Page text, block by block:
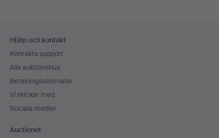
Hjälp och kontakt
Kontakta support
Alla auktionshus
Betalningsalternativ
Vi skickar med
Sociala medier
Auctionet